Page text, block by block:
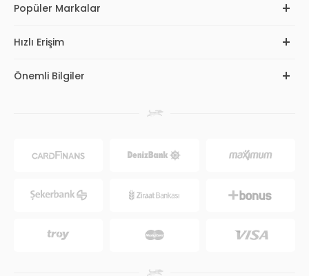
Popüler Markalar
Hızlı Erişim
Önemli Bilgiler